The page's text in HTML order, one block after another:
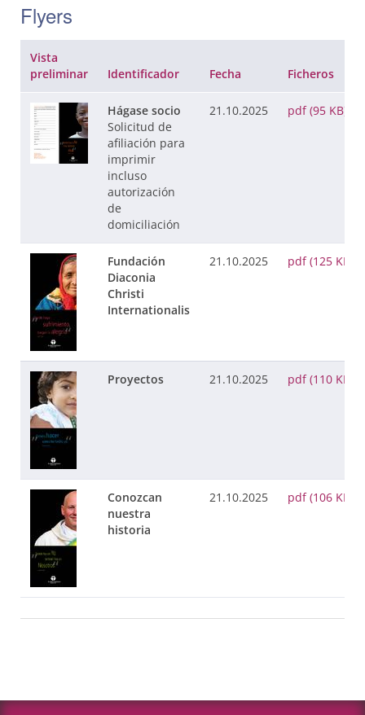
Flyers
Vista
preliminar
Identificador Fecha Ficheros
Hágase socio
Solicitud de
afiliación para
imprimir
incluso
autorización
de
domiciliación
21.10.2025 pdf (95 KB)
Fundación
Diaconia
Christi
Internationalis
21.10.2025 pdf (125 KB)
Proyectos 21.10.2025 pdf (110 KB)
Conozcan
nuestra
historia
21.10.2025 pdf (106 KB)